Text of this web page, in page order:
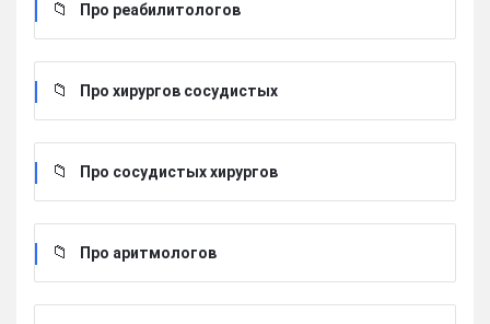
Про реабилитологов
Про хирургов сосудистых
Про сосудистых хирургов
Про аритмологов